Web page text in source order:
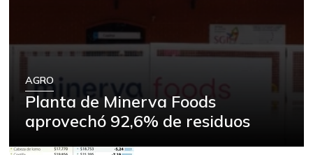
AGRO
Planta de Minerva Foods
aprovechó 92,6% de residuos